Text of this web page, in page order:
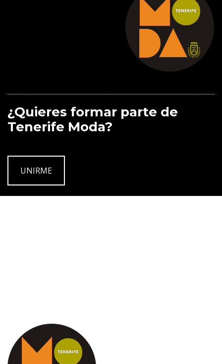
¿Quieres formar parte de
Tenerife Moda?
UNIRME